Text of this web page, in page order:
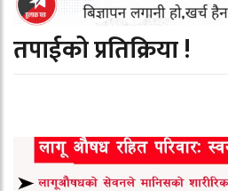
तपाईको प्रतिक्रिया !